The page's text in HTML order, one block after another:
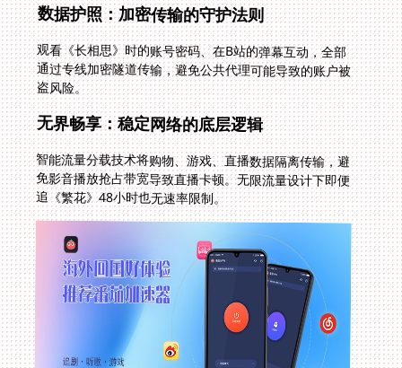
数据护照：加密传输的守护法则
观看《长相思》时的账号密码、在B站的弹幕互动，全部
通过专线加密隧道传输，避免公共代理可能导致的账户被
盗风险。
无界畅享：稳定网络的底层逻辑
智能流量分载技术将购物、游戏、直播数据隔离传输，避
免影音播放抢占带宽导致直播卡顿。无限流量设计下即便
追《繁花》48小时也无速率限制。